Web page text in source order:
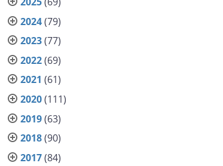
2024(79)
2023(77)
2022(69)
2021 (61)
2020(111)
2019(63)
2018(90)
2017(84)